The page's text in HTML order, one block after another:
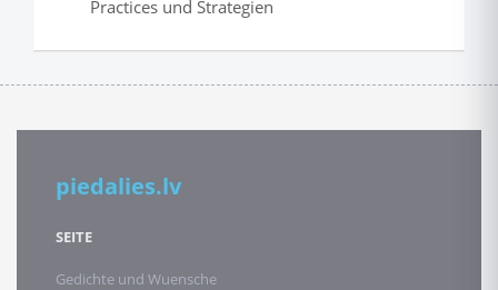
Practices und Strategien
piedalies.lv
SEITE
Gedichte und Wuensche